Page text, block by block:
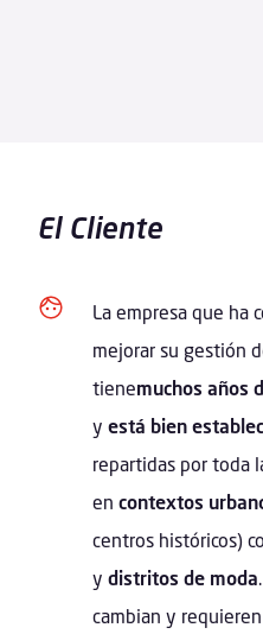
El Cliente
La empresa que ha
mejorar su gestión
tienemuchos años
yestá bien
repartidas por toda
encontextos
centros históricos)
ydistritos de moda
cambian y